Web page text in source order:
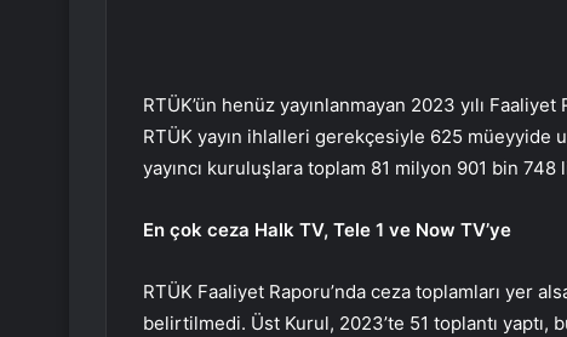
RTÜK’ün henüz yayınlanmayan 2023 yılı
RTÜK yayın ihlalleri gerekçesiyle 625 müeyyide
yayıncı kuruluşlara toplam 81 milyon 901 bin
En çok ceza Halk TV, Tele 1 ve Now TV’ye
RTÜK Faaliyet Raporu’nda ceza toplamları yer
belirtilmedi. Üst Kurul, 2023’te 51 toplantı yaptı,